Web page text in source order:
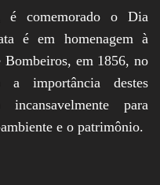
é comemorado o Dia
é em homenagem à
em 1856, no
importância destes
para
e o patrimônio.